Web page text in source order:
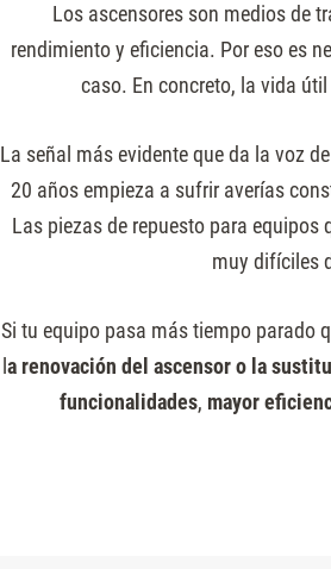
Los ascensores son medios de
rendimiento y eficiencia. Por eso es
caso. En concreto, la vida
La señal más evidente que da la voz
20 años empieza a sufrir averías
Las piezas de repuesto para
muy difíciles
Si tu equipo pasa más tiempo parado
a renovación del ascensor o la
funcionalidades, mayor